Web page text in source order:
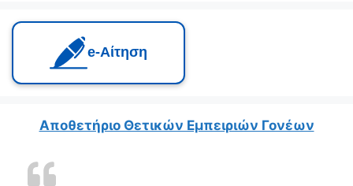
e‑Αίτηση
Αποθετήριο Θετικών Εμπειριών Γονέων